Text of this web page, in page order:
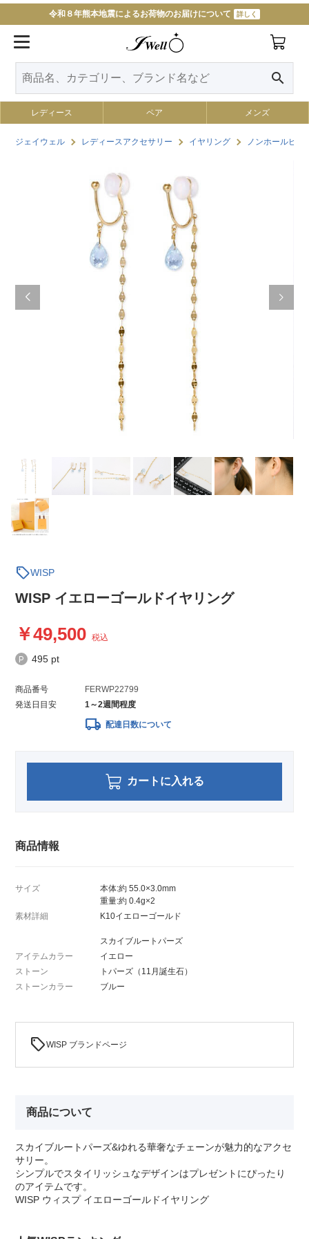
令和８年熊本地震によるお荷物のお届けについて 詳しく
search
レディース ペア メンズ
ジェイウェル レディースアクセサリー イヤリング ノンホールピア
sellWISP
WISP イエローゴールドイヤリング
49,500 税込
495 pt
商品番号
FERWP22799
発送日目安
1～2週間程度
local_shipping 配達日数について
カートに入れる
商品情報
サイズ
本体:約 55.0×3.0mm
重量:約 0.4g×2
素材詳細
K10イエローゴールド
スカイブルートパーズ
アイテムカラー
イエロー
ストーン
トパーズ（11月誕生石）
ストーンカラー
ブルー
sellWISP ブランドページ
商品について
スカイブルートパーズ&ゆれる華奢なチェーンが魅力的なアクセ
サリー。
シンプルでスタイリッシュなデザインはプレゼントにぴったり
のアイテムです。
WISP ウィスプ イエローゴールドイヤリング